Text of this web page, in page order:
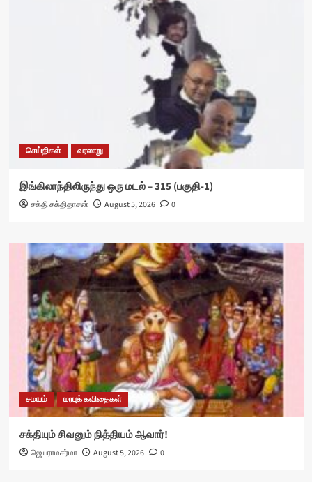
செய்திகள் வரலாறு
இங்கிலாந்திலிருந்து ஒரு மடல் – 315 (பகுதி-1)
சக்தி சக்திதாசன் August 5, 2026 0
சமயம் மரபுக் கவிதைகள்
சக்தியும் சிவனும் நித்தியம் ஆவார்!
ஜெயராமசர்மா August 5, 2026 0